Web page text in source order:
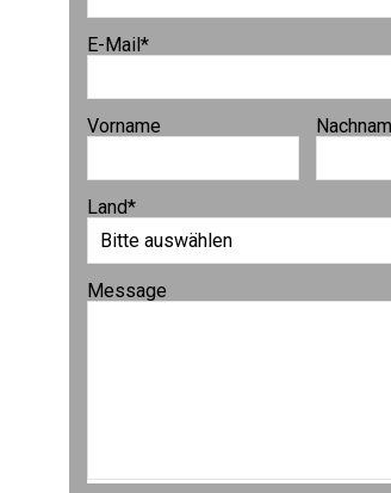
E-Mail*
Vorname
Land*
Message